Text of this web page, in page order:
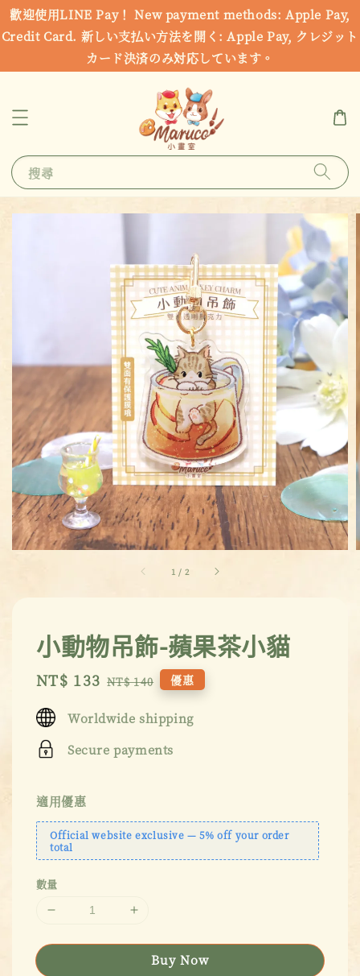
歡迎使用LINE Pay！ New payment methods: Apple Pay,
Credit Card. 新しい支払い方法を開く: Apple Pay, クレジット
カード決済のみ対応しています。
搜尋
1 / 2
小動物吊飾-蘋果茶小貓
Sale
NT$ 133 Regular
NT$ 140 優惠
Worldwide shipping
Secure payments
適用優惠
Official website exclusive — 5% off your order
total
數量
Buy Now